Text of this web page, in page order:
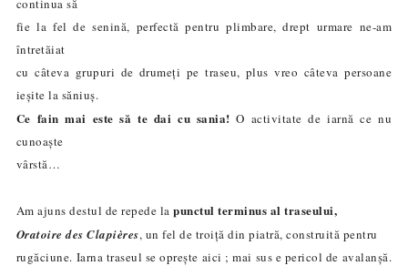
continua să
fie la fel de senină, perfectă pentru plimbare, drept urmare ne-am
întretăiat
cu câteva grupuri de drumeți pe traseu, plus vreo câteva persoane
ieșite la săniuș.
Ce fain mai este să te dai cu sania! O activitate de iarnă ce nu
cunoaște
vârstă…
Am ajuns destul de repede lapunctul terminus al traseului,
Oratoire des Clapières, un fel de troiță din piatră, construită pentru
rugăciune. Iarna traseul se oprește aici ; mai sus e pericol de avalanșă.